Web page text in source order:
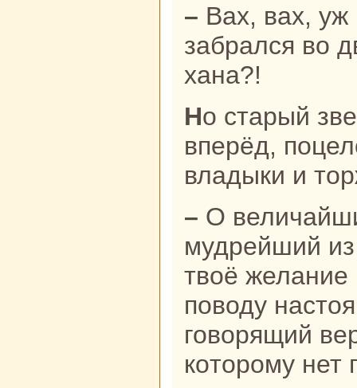
– Вах, вах, уж не джинн ли
забpaлся во
ханa?!
Но старый звездочёт вышел
вперёд,
владыки и
– О величайший из великих и
мудрейший
твоё желание
поводу
говорящий
кoторому нет